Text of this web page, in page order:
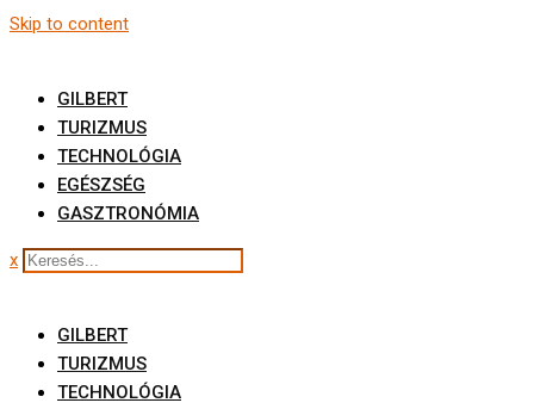
Skip to content
GILBERT
TURIZMUS
TECHNOLÓGIA
EGÉSZSÉG
GASZTRONÓMIA
x
GILBERT
TURIZMUS
TECHNOLÓGIA